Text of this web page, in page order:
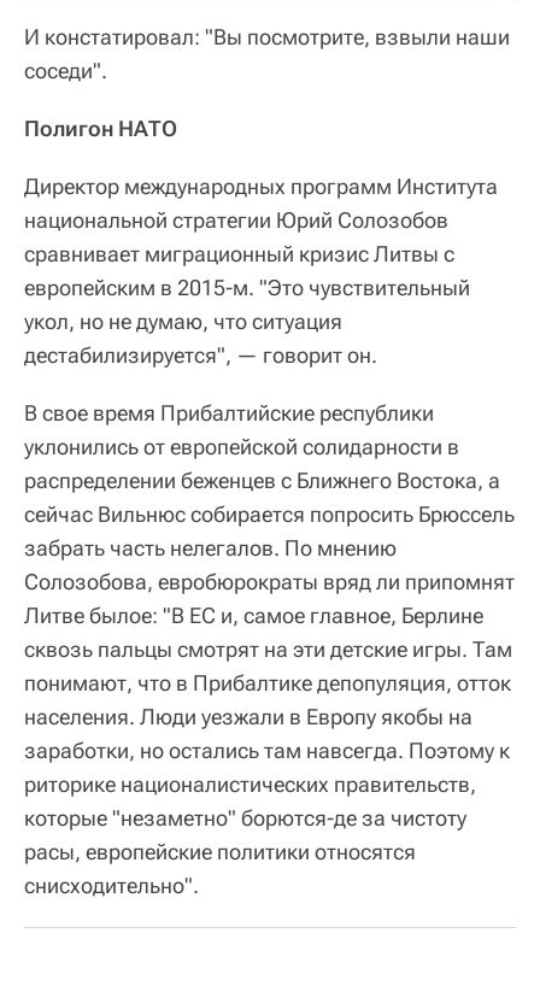
И констатировал: "Вы посмотрите, взвыли наши
соседи".
Полигон НАТО
Директор международных программ Института
национальной стратегии Юрий Солозобов
сравнивает миграционный кризис Литвы с
европейским в 2015-м. "Это чувствительный
укол, но не думаю, что ситуация
дестабилизируется", — говорит он.
В свое время Прибалтийские республики
уклонились от европейской солидарности в
распределении беженцев с Ближнего Востока, а
сейчас Вильнюс собирается попросить Брюссель
забрать часть нелегалов. По мнению
Солозобова, евробюрократы вряд ли припомнят
Литве былое: "В ЕС и, самое главное, Берлине
сквозь пальцы смотрят на эти детские игры. Там
понимают, что в Прибалтике депопуляция, отток
населения. Люди уезжали в Европу якобы на
заработки, но остались там навсегда. Поэтому к
риторике националистических правительств,
которые "незаметно" борются-де за чистоту
расы, европейские политики относятся
снисходительно".